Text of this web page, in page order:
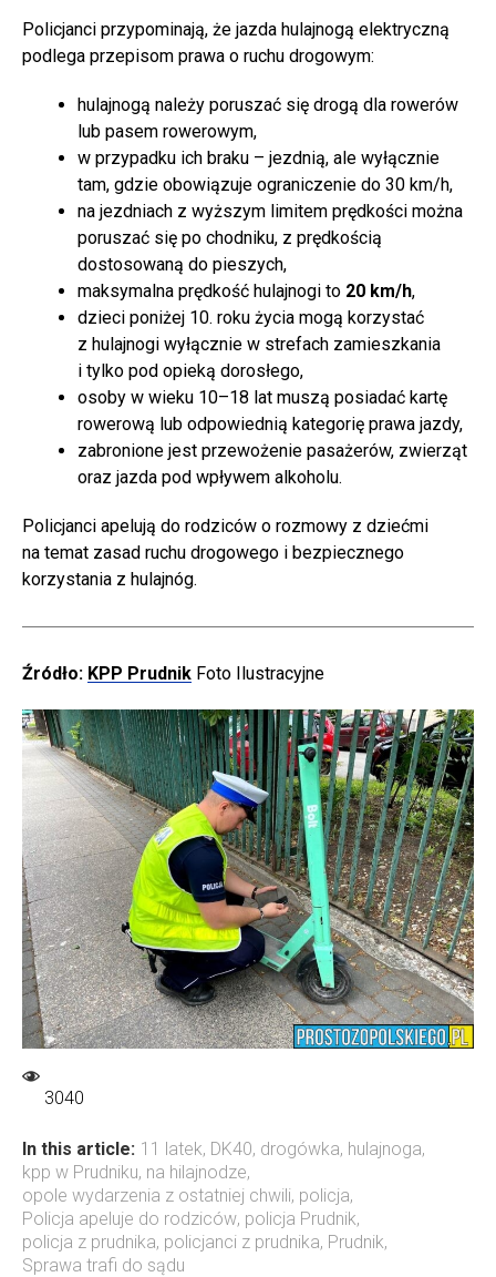
Policjanci przypominają, że jazda hulajnogą elektryczną
podlega przepisom prawa o ruchu drogowym:
hulajnogą należy poruszać się drogą dla rowerów
lub pasem rowerowym,
w przypadku ich braku – jezdnią, ale wyłącznie
tam, gdzie obowiązuje ograniczenie do 30 km/h,
na jezdniach z wyższym limitem prędkości można
poruszać się po chodniku, z prędkością
dostosowaną do pieszych,
maksymalna prędkość hulajnogi to 20 km/h,
dzieci poniżej 10. roku życia mogą korzystać
z hulajnogi wyłącznie w strefach zamieszkania
i tylko pod opieką dorosłego,
osoby w wieku 10–18 lat muszą posiadać kartę
rowerową lub odpowiednią kategorię prawa jazdy,
zabronione jest przewożenie pasażerów, zwierząt
oraz jazda pod wpływem alkoholu.
Policjanci apelują do rodziców o rozmowy z dziećmi
na temat zasad ruchu drogowego i bezpiecznego
korzystania z hulajnóg.
Źródło: KPP Prudnik Foto Ilustracyjne
3040
In this article: 11 latek, DK40, drogówka, hulajnoga,
kpp w Prudniku, na hilajnodze,
opole wydarzenia z ostatniej chwili, policja,
Policja apeluje do rodziców, policja Prudnik,
policja z prudnika, policjanci z prudnika, Prudnik,
Sprawa trafi do sądu